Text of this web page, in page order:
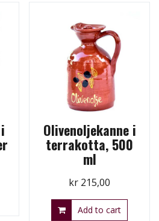
Olivenoljekanne i
terrakotta, 500
ml
kr 215,00
Add to cart